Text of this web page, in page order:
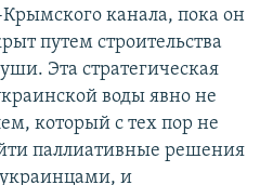
канала, пока он
путем строительства
Эта стратегическая
воды явно не
который с тех пор не
паллиативные решения
и